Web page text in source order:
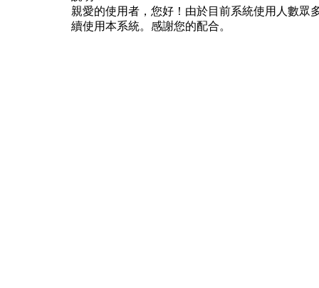
親愛的使用者，您好！由於目前系統使用人數眾
續使用本系統。感謝您的配合。